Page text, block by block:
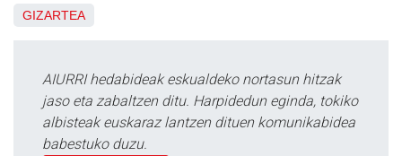
GIZARTEA
AIURRI hedabideak eskualdeko nortasun hitzak
jaso eta zabaltzen ditu. Harpidedun eginda, tokiko
albisteak euskaraz lantzen dituen komunikabidea
babestuko duzu.